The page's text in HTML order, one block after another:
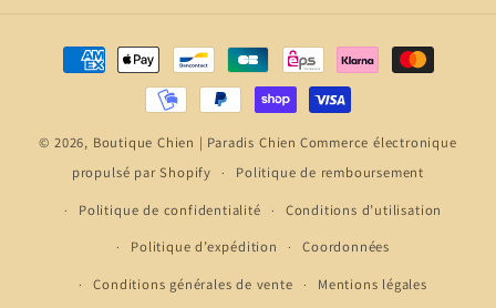
Moyens
de
© 2026, Boutique Chien | Paradis Chien Commerce électronique
propulsé par Shopify
Politique de remboursement
Politique de confidentialité
Conditions d’utilisation
Politique d’expédition
Coordonnées
Conditions générales de vente
Mentions légales